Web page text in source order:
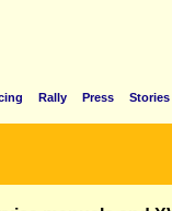
Rally Press Stories